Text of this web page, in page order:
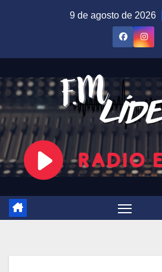
9 de agosto de 2026